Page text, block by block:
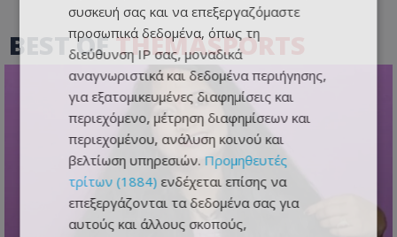
BEST OFTHEMASPORTS
συσκευή σας και να επεξεργαζόμαστε
προσωπικά δεδομένα, όπως τη
διεύθυνση IP σας, μοναδικά
αναγνωριστικά και δεδομένα περιήγησης,
για εξατομικευμένες διαφημίσεις και
περιεχόμενο, μέτρηση διαφημίσεων και
περιεχομένου, ανάλυση κοινού και
βελτίωση υπηρεσιών. Προμηθευτές
τρίτων (1884) ενδέχεται επίσης να
επεξεργάζονται τα δεδομένα σας για
αυτούς και άλλους σκοπούς,